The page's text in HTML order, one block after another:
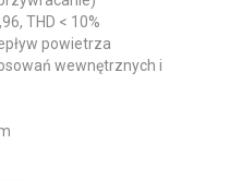
THD < 10%
powietrza
wewnętrznych i